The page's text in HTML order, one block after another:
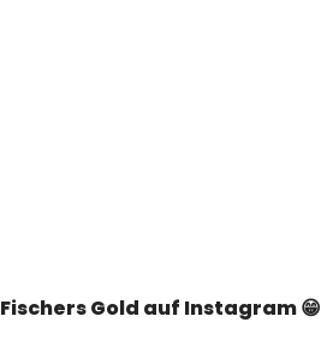
Fischers Gold auf Instagram 😁